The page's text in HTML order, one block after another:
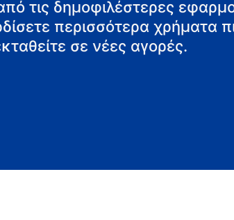
τις δημοφιλέστερες
περισσότερα χρήματα
σε νέες αγορές.